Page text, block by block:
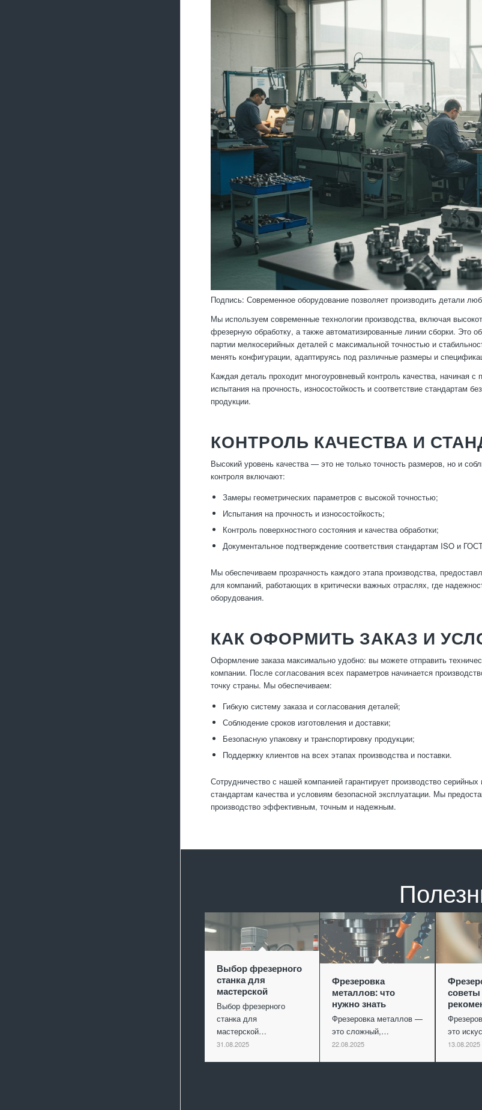
Подпись: Современное оборудование позволяет производить детали
Мы используем современные технологии производства, включая
фрезерную обработку, а также автоматизированные линии сборки. Это
партии мелкосерийных деталей с максимальной точностью и
менять конфигурации, адаптируясь под различные размеры и
Каждая деталь проходит многоуровневый контроль качества, начиная
испытания на прочность, износостойкость и соответствие стандартам
продукции.
КОНТРОЛЬ КАЧЕСТВА И
Высокий уровень качества — это не только точность размеров, но и
контроля включают:
Замеры геометрических параметров с высокой точностью;
Испытания на прочность и износостойкость;
Контроль поверхностного состояния и качества обработки;
Документальное подтверждение соответствия стандартам ISO и
Мы обеспечиваем прозрачность каждого этапа производства,
для компаний, работающих в критически важных отраслях, где
оборудования.
КАК ОФОРМИТЬ ЗАКАЗ И
Оформление заказа максимально удобно: вы можете отправить
компании. После согласования всех параметров начинается
точку страны. Мы обеспечиваем:
Гибкую систему заказа и согласования деталей;
Соблюдение сроков изготовления и доставки;
Безопасную упаковку и транспортировку продукции;
Поддержку клиентов на всех этапах производства и поставки.
Сотрудничество с нашей компанией гарантирует производство
стандартам качества и условиям безопасной эксплуатации. Мы
производство эффективным, точным и надежным.
Выбор фрезерного
станка для
мастерской
Выбор фрезерного
станка для
мастерской…
31.08.2025
Фрезеровка
металлов: что
нужно знать
Фрезеровка металлов —
это сложный,…
22.08.2025
советы
это
13.08.2025